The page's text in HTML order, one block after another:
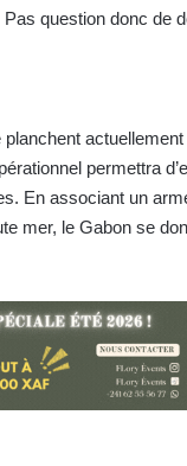
question donc de
permettra
En associant un
mer, le Gabon se